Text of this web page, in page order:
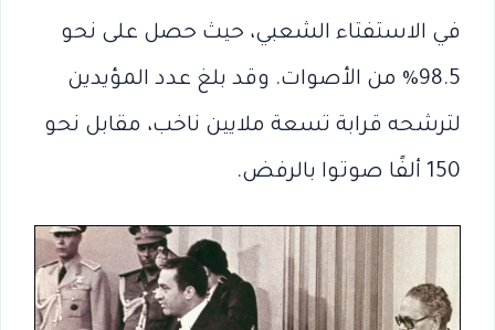
في الاستفتاء الشعبي، حيث حصل على نحو
98.5% من الأصوات. وقد بلغ عدد المؤيدين
لترشحه قرابة تسعة ملايين ناخب، مقابل نحو
150 ألفًا صوتوا بالرفض.